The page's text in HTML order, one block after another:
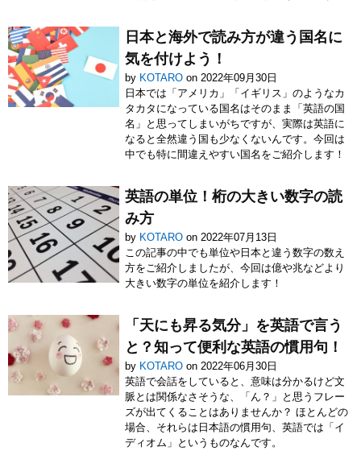
日本と海外で読み方が違う国名に
気を付けよう！
by KOTARO on 2022年09月30日
日本では「アメリカ」「イギリス」のようなカ
タカタになっている国名はそのまま「英語の国
名」と思ってしまいがちですが、実際は英語に
なると全然違う国も少なくないんです。今回は
中でも特に間違えやすい国名をご紹介します！
英語の単位！桁の大きい数字の読
み方
by KOTARO on 2022年07月13日
この記事の中でも単位や日本と違う数字の数え
方をご紹介しましたが、今回は億や兆などより
大きい数字の単位を紹介します！
「天にも昇る気分」を英語で言う
と？知って便利な英語の慣用句！
by KOTARO on 2022年06月30日
英語で会話をしていると、意味は分かるけど文
脈とは関係なさそうな、「ん？」と思うフレー
ズが出てくることはありませんか？ ほとんどの
場合、それらは日本語の慣用句、英語では「イ
ディオム」というものなんです。